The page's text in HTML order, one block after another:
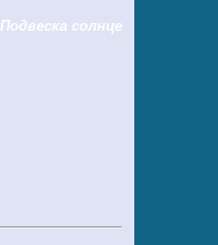
Подвеска солнце